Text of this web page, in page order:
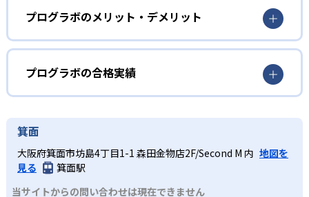
ミマモルメ（阪急阪神ホールディングス）と読売テレビが
協同で設立、運営。AIやICT技術の急速な発展を受け、将来
を見据えた教育を展開する。
3 競技会で実践力を高める
オリジナルのロボットコンテスト「プログラボカップ」な
ど発表の機会があり、プレゼンテーション能力の向上など
も見込める。
プログラミングの基礎をみにつけたい人
主に年長・小学1年生を対象としたプレビギナーのコース
は、レゴ®の教材を用いてモーターやセンサーの仕組み、プ
ログラミングの基礎を学ぶ。プログラミングはタブレット
小学2〜3年生向けのスタンダードI・IIコースでは、パソコ
ンを用いたプログラミングを開始する。創造性を養うカリ
キュラムで、ロボットコンテストなど発表の機会もある。
プログラボのメリット・デメリット
どんなメリットがある?
プログラボでは、ものづくりを通じ、試行錯誤を繰り返し
ながら問題解決力や創造力を養うことができる。競技会や
発表会など、表現力やプレゼンテーション力を向上させる
実践的な場が用意されている点も大きな魅力である。
教材にレゴ®やmicro:bit、Scratchなどを使用するため、授
業料が少々高めな設定になっている。また、全国展開して
いるが、教室数が地域によって偏在しており、通塾しづら
プログラボの合格実績
プログラボは合格実績を公式サイトで公開していない。
箕面
大阪府箕面市坊島4丁目1-1 森田金物店2F/Second M 内 地図を
見る
箕面駅
当サイトからの問い合わせは現在できません